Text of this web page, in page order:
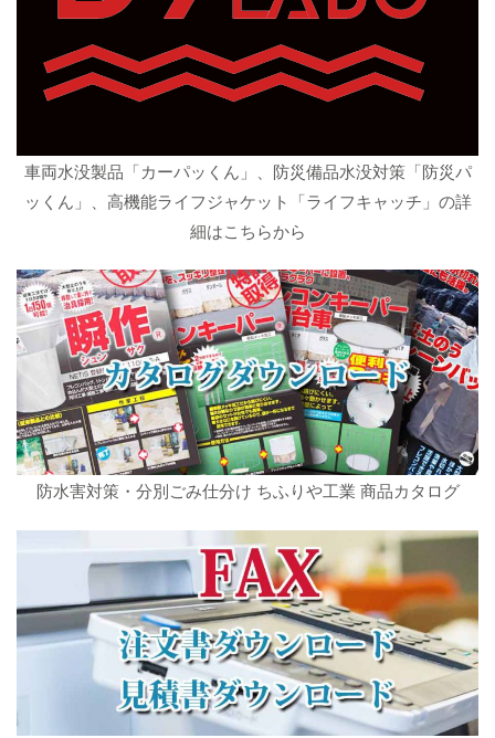
車両水没製品「カーパッくん」、防災備品水没対策「防災パ
ッくん」、高機能ライフジャケット「ライフキャッチ」の詳
細はこちらから
防水害対策・分別ごみ仕分け ちふりや工業 商品カタログ